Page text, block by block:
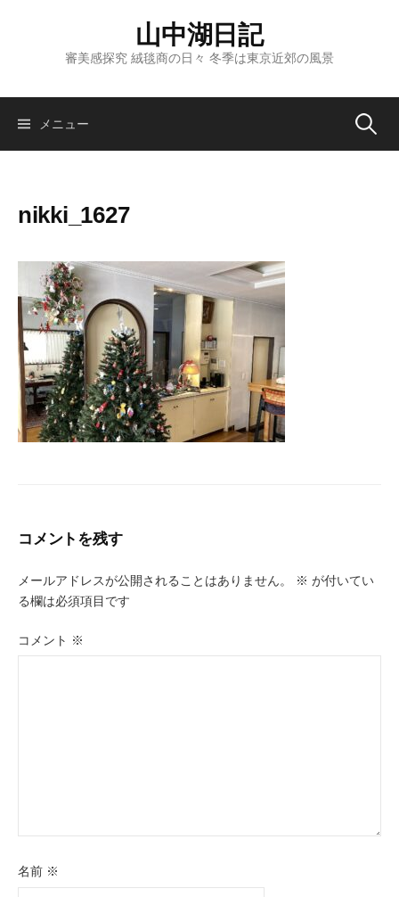
ツ
山中湖日記
審美感探究 絨毯商の日々 冬季は東京近郊の風景
メニュー 検
nikki_1627
コメントを残す
メールアドレスが公開されることはありません。 ※ が付いてい
る欄は必須項目です
コメント ※
名前 ※